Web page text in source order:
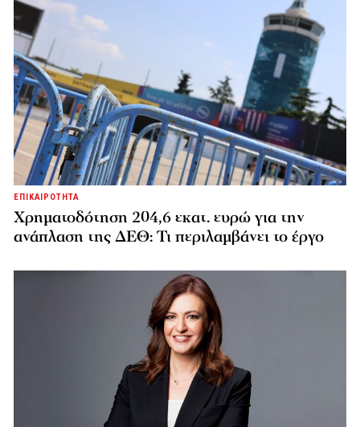
ΕΠΙΚΑΙΡΟΤΗΤΑ
Χρηματοδότηση 204,6 εκατ. ευρώ για την
ανάπλαση της ΔΕΘ: Τι περιλαμβάνει το έργο